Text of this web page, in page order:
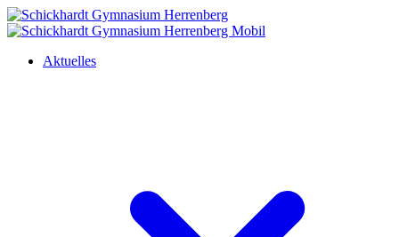
Aktuelles